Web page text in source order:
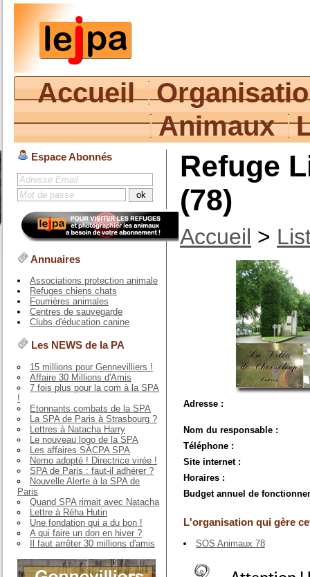
Accueil
Animaux
Espace Abonnés
Annuaires
Associations protection animale
Refuges chiens chats
Fourrières animales
Centres de sauvegarde
Clubs d'éducation canine
Les NEWS de la PA
15 millions pour Gennevilliers !
Affaire 30 Millions d'Amis
7 fois plus pour la com à la SPA
!
Etonnants combats de la SPA
La SPA de Paris à Strasbourg ?
Lettres à Natacha Harry
Le nouveau logo de la SPA
Les affaires SACPA SPA
Nemo adopté ! Directrice virée !
SPA de Paris : faut-il adhérer ?
Nouvelle Alerte à la SPA de
Paris
Quand SPA rimait avec Natacha
Lettre à Réha Hutin
Une fondation qui a du bon !
A qui faire un don en hiver ?
Il faut arrêter 30 millions d'amis
Refuge
(78)
Accueil >
Adresse :
Nom du responsable :
Téléphone :
Site internet :
Horaires :
Budget annuel de
L'organisation qui gère
SOS Animaux 78